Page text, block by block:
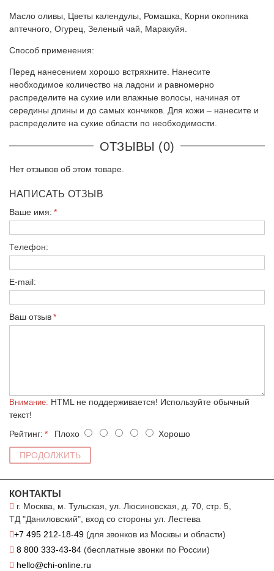
Масло оливы, Цветы календулы, Ромашка, Корни окопника
аптечного, Огурец, Зеленый чай, Маракуйя.
Способ применения:
Перед нанесением хорошо встряхните. Нанесите
необходимое количество на ладони и равномерно
распределите на сухие или влажные волосы, начиная от
середины длины и до самых кончиков. Для кожи – нанесите и
распределите на сухие области по необходимости.
ОТЗЫВЫ (0)
Нет отзывов об этом товаре.
НАПИСАТЬ ОТЗЫВ
Ваше имя:
Телефон:
E-mail:
Ваш отзыв
Внимание: HTML не поддерживается! Используйте обычный
текст!
Рейтинг:
Плохо Хорошо
ПРОДОЛЖИТЬ
КОНТАКТЫ
г. Москва, м. Тульская, ул. Люсиновская, д. 70, стр. 5,
ТД "Даниловский", вход со стороны ул. Лестева
+7 495 212-18-49 (для звонков из Москвы и области)
8 800 333-43-84 (бесплатные звонки по России)
hello@chi-online.ru